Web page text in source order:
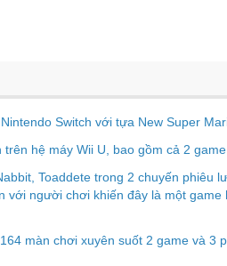
Switch với tựa New Super
hệ máy Wii U, bao gồm cả 2
Toaddete trong 2 chuyến phiêu
người chơi khiến đây là một
màn chơi xuyên suốt 2 game và 3